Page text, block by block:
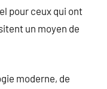
pour ceux qui ont
un moyen de
moderne, de